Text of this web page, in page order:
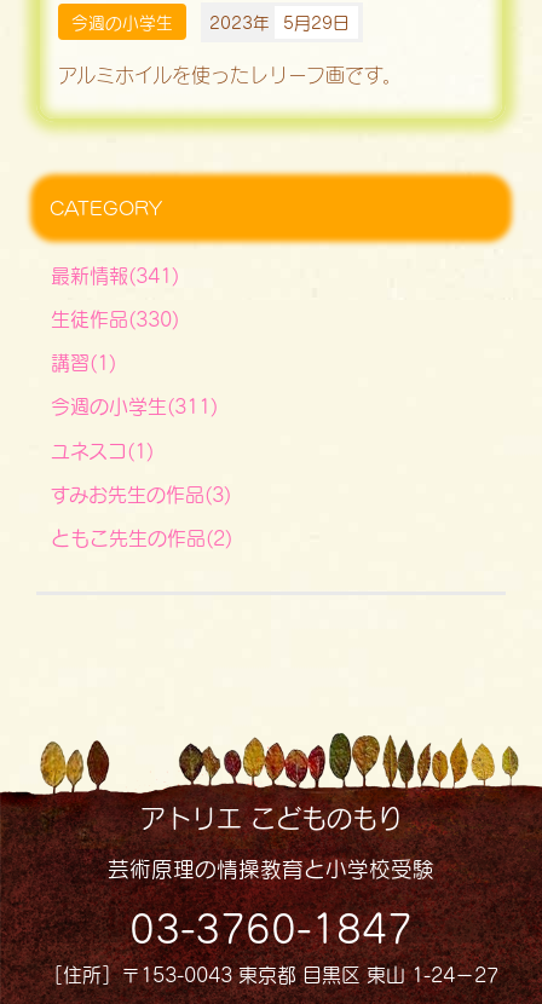
今週の小学生 2023年 5月29日
アルミホイルを使ったレリーフ画です。
CATEGORY
最新情報(341)
生徒作品(330)
講習(1)
今週の小学生(311)
ユネスコ(1)
すみお先生の作品(3)
ともこ先生の作品(2)
アトリエ こどものもり
芸術原理の情操教育と小学校受験
03-3760-1847
［住所］〒153-0043 東京都 目黒区 東山 1-24−27